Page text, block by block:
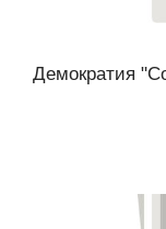
Демократия